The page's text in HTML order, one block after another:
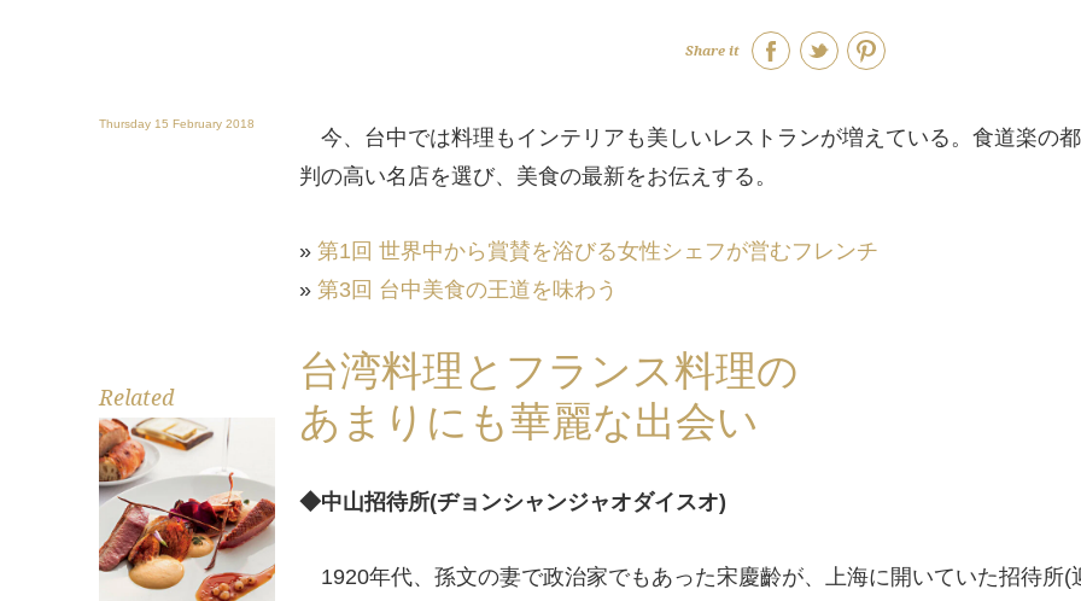
Share it
Thursday 15 February 2018
Related
今、台中では料理もインテリアも美しいレストランが増えている。食道楽の
判の高い名店を選び、美食の最新をお伝えする。
» 第1回 世界中から賞賛を浴びる女性シェフが営むフレンチ
» 第3回 台中美食の王道を味わう
台湾料理とフランス料理の
あまりにも華麗な出会い
◆中山招待所(ヂョンシャンジャオダイスオ)
1920年代、孫文の妻で政治家でもあった宋慶齡が、上海に開いていた招待所(